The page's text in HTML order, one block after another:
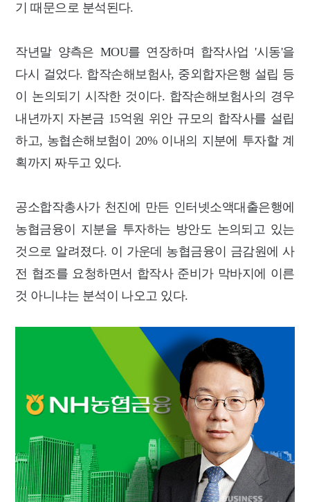
기 때문으로 분석된다.
작년말 양측은 MOU를 연장하며 합작사업 '시동'을
다시 걸었다. 합작손해보험사, 중외합자은행 설립 등
이 논의되기 시작한 것이다. 합작손해보험사의 경우
내년까지 자본금 15억원 위안 규모의 합작사를 설립
하고, 농협손해보험이 20% 이내의 지분에 투자할 계
획까지 짜두고 있다.
공소합작총사가 천진에 만든 인터넷소액대출은행에
농협금융이 지분을 투자하는 방안도 논의되고 있는
것으로 알려졌다. 이 가운데 농협금융이 금감원에 사
전 협조를 요청하면서 합작사 준비가 막바지에 이른
것 아니냐는 분석이 나오고 있다.